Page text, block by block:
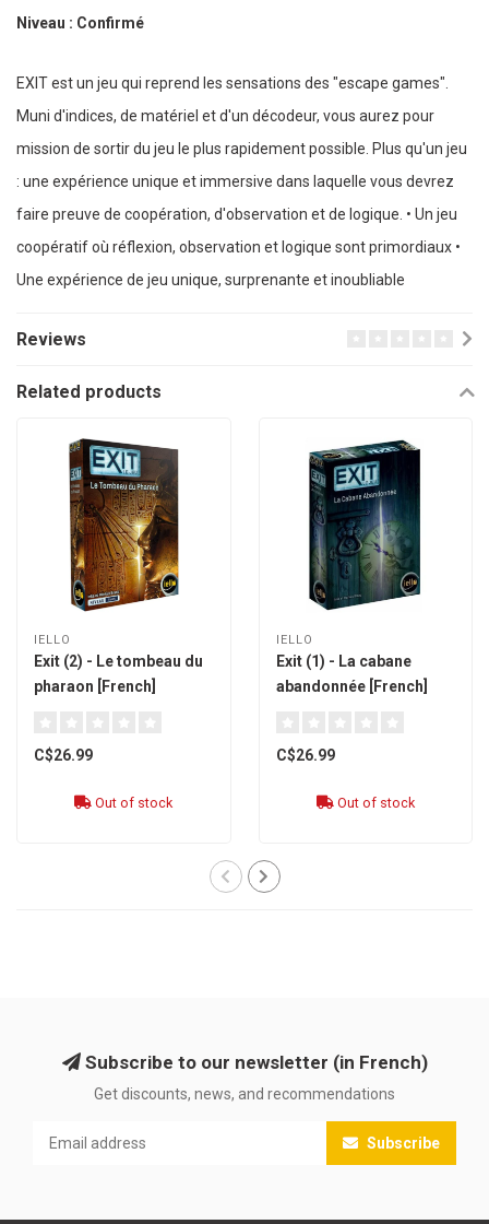
Niveau : Confirmé
EXIT est un jeu qui reprend les sensations des "escape games".
Muni d'indices, de matériel et d'un décodeur, vous aurez pour
mission de sortir du jeu le plus rapidement possible. Plus qu'un jeu
: une expérience unique et immersive dans laquelle vous devrez
faire preuve de coopération, d'observation et de logique. • Un jeu
coopératif où réflexion, observation et logique sont primordiaux •
Une expérience de jeu unique, surprenante et inoubliable
Reviews
Related products
IELLO
Exit (2) - Le tombeau du
pharaon [French]
C$26.99
Out of stock
IELLO
Exit (1) - La cabane
abandonnée [French]
C$26.99
Out of stock
Subscribe to our newsletter (in French)
Get discounts, news, and recommendations
Subscribe